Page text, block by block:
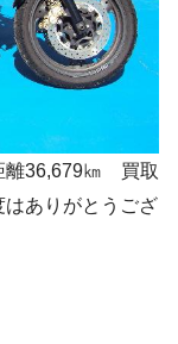
36,679㎞ 買取
はありがとうござ